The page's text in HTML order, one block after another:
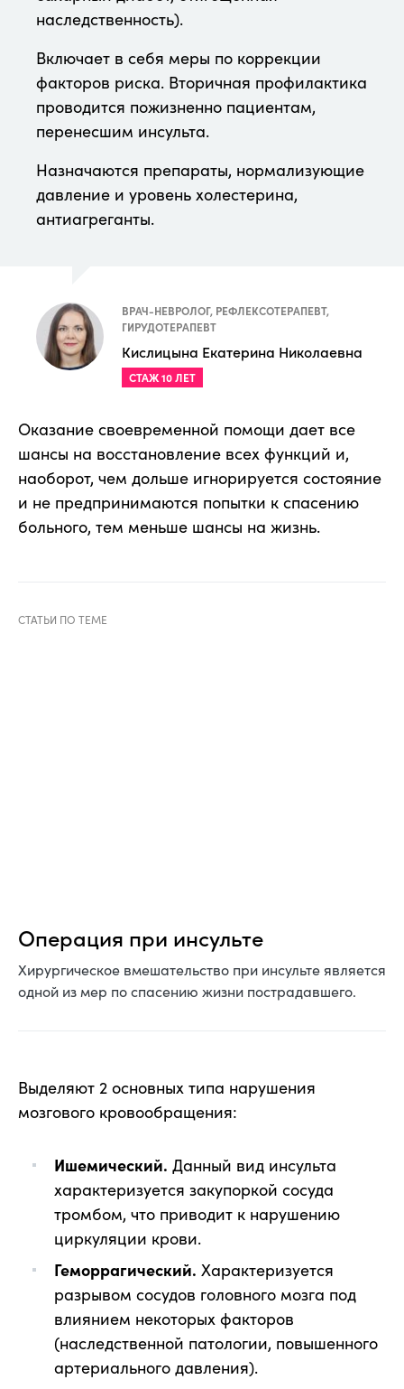
наследственность).
Включает в себя меры по коррекции
факторов риска. Вторичная профилактика
проводится пожизненно пациентам,
перенесшим инсульта.
Назначаются препараты, нормализующие
давление и уровень холестерина,
антиагреганты.
ВРАЧ-НЕВРОЛОГ, РЕФЛЕКСОТЕРАПЕВТ,
ГИРУДОТЕРАПЕВТ
Кислицына Екатерина Николаевна
СТАЖ 10 ЛЕТ
Оказание своевременной помощи дает все
шансы на восстановление всех функций и,
наоборот, чем дольше игнорируется состояние
и не предпринимаются попытки к спасению
больного, тем меньше шансы на жизнь.
Операция при инсульте
Хирургическое вмешательство при инсульте является
одной из мер по спасению жизни пострадавшего.
Выделяют 2 основных типа нарушения
мозгового кровообращения:
Ишемический. Данный вид инсульта
характеризуется закупоркой сосуда
тромбом, что приводит к нарушению
циркуляции крови.
Геморрагический. Характеризуется
разрывом сосудов головного мозга под
влиянием некоторых факторов
(наследственной патологии, повышенного
артериального давления).